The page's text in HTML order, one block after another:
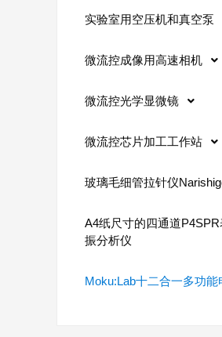
实验室用空压机和真空泵
微流控成像用高速相机
微流控光学显微镜
微流控芯片加工工作站
玻璃毛细管拉针仪
A4纸尺寸的四通道
振分析仪
Moku:Lab十二合一多功